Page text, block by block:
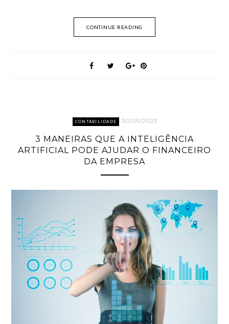
CONTINUE READING
CONTABILIDADE 30/09/2023
3 MANEIRAS QUE A INTELIGÊNCIA
ARTIFICIAL PODE AJUDAR O FINANCEIRO
DA EMPRESA